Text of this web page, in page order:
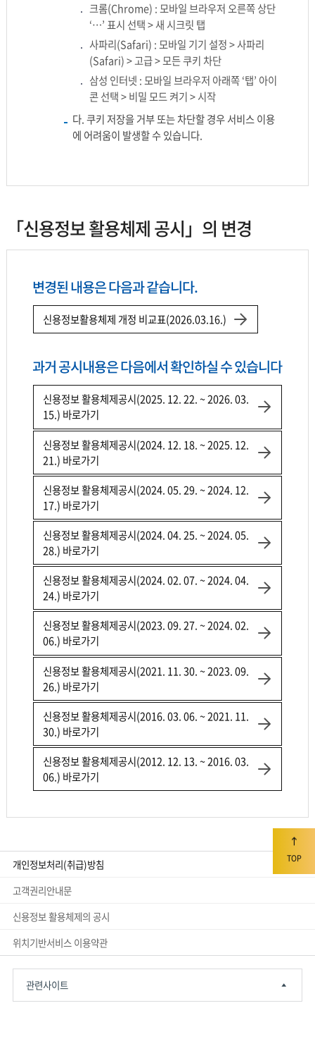
크롬(Chrome) : 모바일 브라우저 오른쪽 상단
‘…’ 표시 선택 > 새 시크릿 탭
사파리(Safari) : 모바일 기기 설정 > 사파리
(Safari) > 고급 > 모든 쿠키 차단
삼성 인터넷 : 모바일 브라우저 아래쪽 ‘탭’ 아이
콘 선택 > 비밀 모드 켜기 > 시작
다. 쿠키 저장을 거부 또는 차단할 경우 서비스 이용
에 어려움이 발생할 수 있습니다.
「신용정보 활용체제 공시」의 변경
변경된 내용은 다음과 같습니다.
신용정보활용체제 개정 비교표(2026.03.16.)
과거 공시내용은 다음에서 확인하실 수 있습니다
신용정보 활용체제공시(2025. 12. 22. ~ 2026. 03.
15.) 바로가기
신용정보 활용체제공시(2024. 12. 18. ~ 2025. 12.
21.) 바로가기
신용정보 활용체제공시(2024. 05. 29. ~ 2024. 12.
17.) 바로가기
신용정보 활용체제공시(2024. 04. 25. ~ 2024. 05.
28.) 바로가기
신용정보 활용체제공시(2024. 02. 07. ~ 2024. 04.
24.) 바로가기
신용정보 활용체제공시(2023. 09. 27. ~ 2024. 02.
06.) 바로가기
신용정보 활용체제공시(2021. 11. 30. ~ 2023. 09.
26.) 바로가기
신용정보 활용체제공시(2016. 03. 06. ~ 2021. 11.
30.) 바로가기
신용정보 활용체제공시(2012. 12. 13. ~ 2016. 03.
06.) 바로가기
개인정보처리(취급)방침
고객권리안내문
신용정보 활용체제의 공시
위치기반서비스 이용약관
관련사이트
TOP